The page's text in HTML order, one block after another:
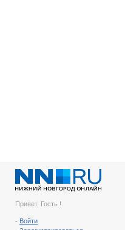
Привет, Гость !
- Войти